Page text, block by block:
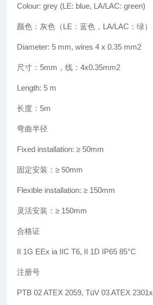
Colour: grey (LE: blue, LA/LAC: green)
颜色：灰色（LE：蓝色，LA/LAC：绿）
Diameter: 5 mm, wires 4 x 0.35 mm2
尺寸：5mm，线：4x0.35mm2
Length: 5 m
长度：5m
弯曲半径
Fixed installation: ≥ 50mm
固定安装 ：≥ 50mm
Flexible installation: ≥ 150mm
灵活安装：≥ 150mm
合格证
II 1G EEx ia IIC T6, II 1D IP65 85°C
注册号
PTB 02 ATEX 2059, TüV 03 ATEX 2301x